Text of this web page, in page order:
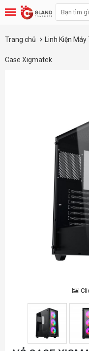
Trang chủ Linh Kiện Máy
Case Xigmatek